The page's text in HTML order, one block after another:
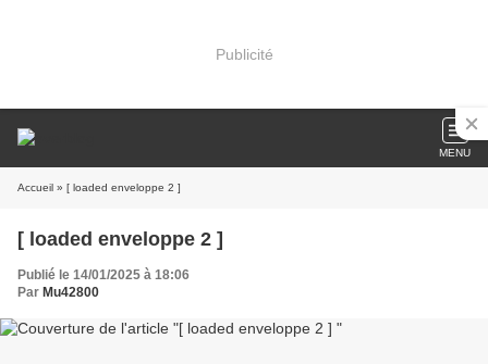
Publicité
MENU
Accueil » [ loaded enveloppe 2 ]
[ loaded enveloppe 2 ]
Publié le 14/01/2025 à 18:06
Par Mu42800